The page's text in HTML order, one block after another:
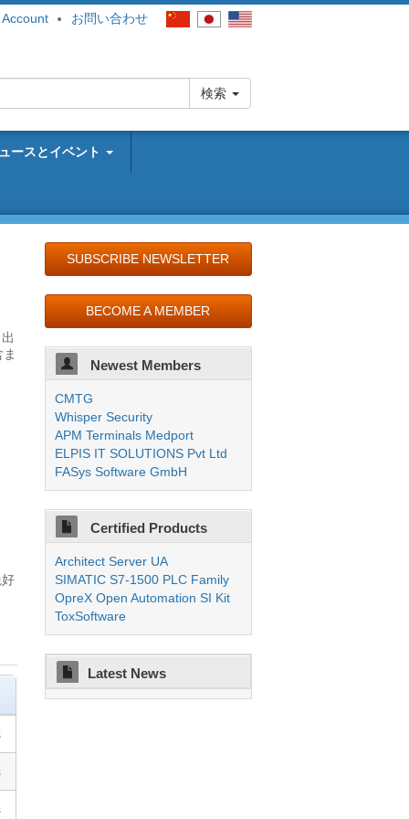
お問い合わせ
検索
ースとイベント
SUBSCRIBE NEWSLETTER
BECOME A MEMBER
Newest Members
CMTG
Whisper Security
APM Terminals Medport
ELPIS IT SOLUTIONS Pvt Ltd
FASys Software GmbH
Certified Products
Architect Server UA
SIMATIC S7-1500 PLC Family
OpreX Open Automation SI Kit
ToxSoftware
Latest News